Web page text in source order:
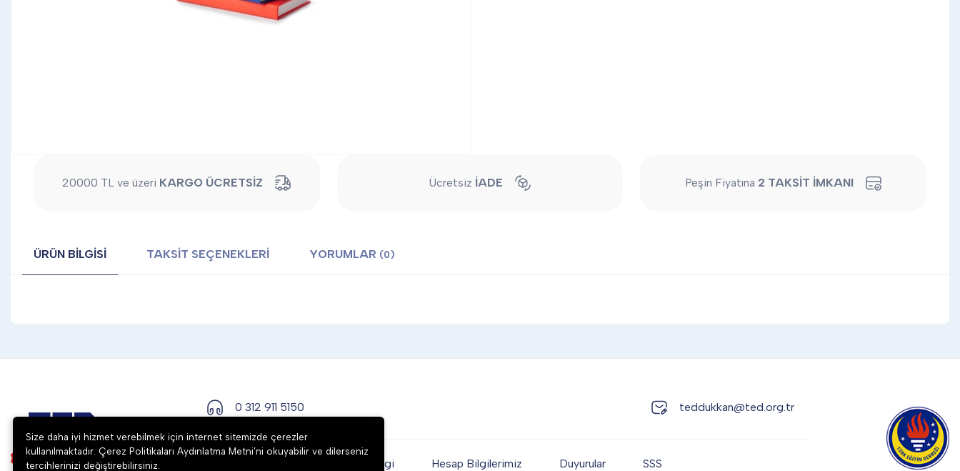
20000 TL ve üzeri KARGO ÜCRETSİZ Ücretsiz İADE Peşin Fiyatına 2 TAKSİT İMKANI
ÜRÜN BILGISI TAKSIT SEÇENEKLERI YORUMLAR (0)
0 312 911 5150 teddukkan@ted.org.tr
Genel Bilgi Hesap Bilgilerimiz Duyurular SSS
Size daha iyi hizmet verebilmek için internet sitemizde çerezler
kullanılmaktadır. Çerez Politikaları Aydınlatma Metni’ni okuyabilir ve dilerseniz
tercihlerinizi değiştirebilirsiniz.